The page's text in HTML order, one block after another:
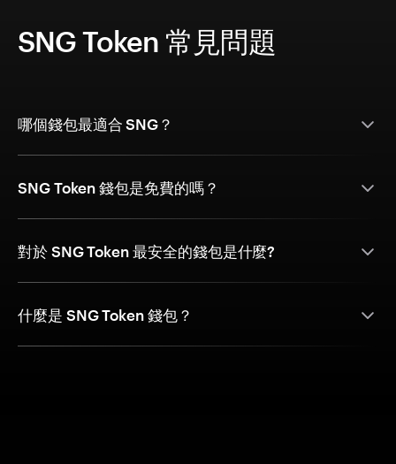
SNG Token 常見問題
哪個錢包最適合 SNG？
SNG Token 錢包是免費的嗎？
對於 SNG Token 最安全的錢包是什麼?
什麼是 SNG Token 錢包？